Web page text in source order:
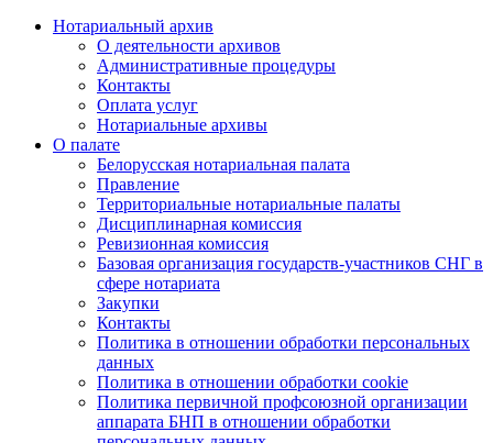
Нотариальный архив
О деятельности архивов
Административные процедуры
Контакты
Оплата услуг
Нотариальные архивы
О палате
Белорусская нотариальная палата
Правление
Территориальные нотариальные палаты
Дисциплинарная комиссия
Ревизионная комиссия
Базовая организация государств-участников СНГ в
сфере нотариата
Закупки
Контакты
Политика в отношении обработки персональных
данных
Политика в отношении обработки cookie
Политика первичной профсоюзной организации
аппарата БНП в отношении обработки